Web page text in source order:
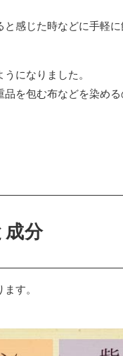
感じた時などに手軽
になりました。
を包む布などを染め
成分
す。